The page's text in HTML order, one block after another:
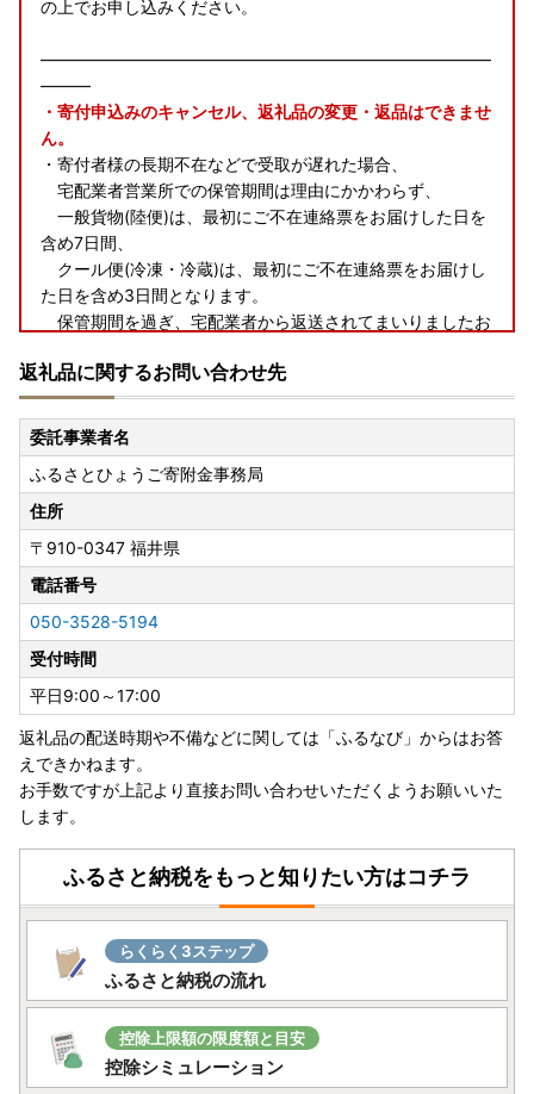
の上でお申し込みください。
―――――――――――――――――――――――――――
―――
・寄付申込みのキャンセル、返礼品の変更・返品はできませ
ん。
・寄付者様の長期不在などで受取が遅れた場合、
宅配業者営業所での保管期間は理由にかかわらず、
一般貨物(陸便)は、最初にご不在連絡票をお届けした日を
含め7日間、
クール便(冷凍・冷蔵)は、最初にご不在連絡票をお届けし
た日を含め3日間となります。
保管期間を過ぎ、宅配業者から返送されてまいりましたお
再発送いたしかねますので、期間内に必ずお受け取りくだ
さいますようお願いいたします。
※ご注意事項※
兵庫県内に住民票登録がある方は、返礼品をお送りすること
は出来ませんのでご注意ください。
―――――――――――――――――――――――――――
―――
【お盆期間中の配送・お問い合わせについてのお知らせ】
いつも兵庫県への温かいご寄附をいただき、誠にありがとう
ございます。
お盆期間中の「返礼品の発送」および「お問い合わせ」につ
きまして、下記の通りご案内いたします。
■返礼品の配送休止期間： 8月8日（土）～ 8月16日（日）
※一部の事業者では期間中も発送を行う場合がございます。
■お問い合わせ（電話・メール）
お休み： 8/8（土）、8/9（日）、8/11（火・祝）、8/15
通常対応： 8/10（月）、8/12（水）～ 8/14（金）
【休業期間中のお問い合わせについて】
休業日にいただいたメールでのお問い合わせは、翌営業日以
降に順次回答いたします。
通常よりお時間をいただく場合がございますので、あらかじ
めご了承ください。
返礼品に関するお問い合わせ先
委託事業者名
ふるさとひょうご寄附金事務局
住所
〒910-0347 福井県
電話番号
050-3528-5194
受付時間
平日9:00～17:00
返礼品の配送時期や不備などに関しては「ふるなび」からはお答
えできかねます。
お手数ですが上記より直接お問い合わせいただくようお願いいた
します。
ふるさと納税をもっと知りたい方はコチラ
らくらく3ステップ
ふるさと納税の流れ
控除上限額の限度額と目安
控除シミュレーション